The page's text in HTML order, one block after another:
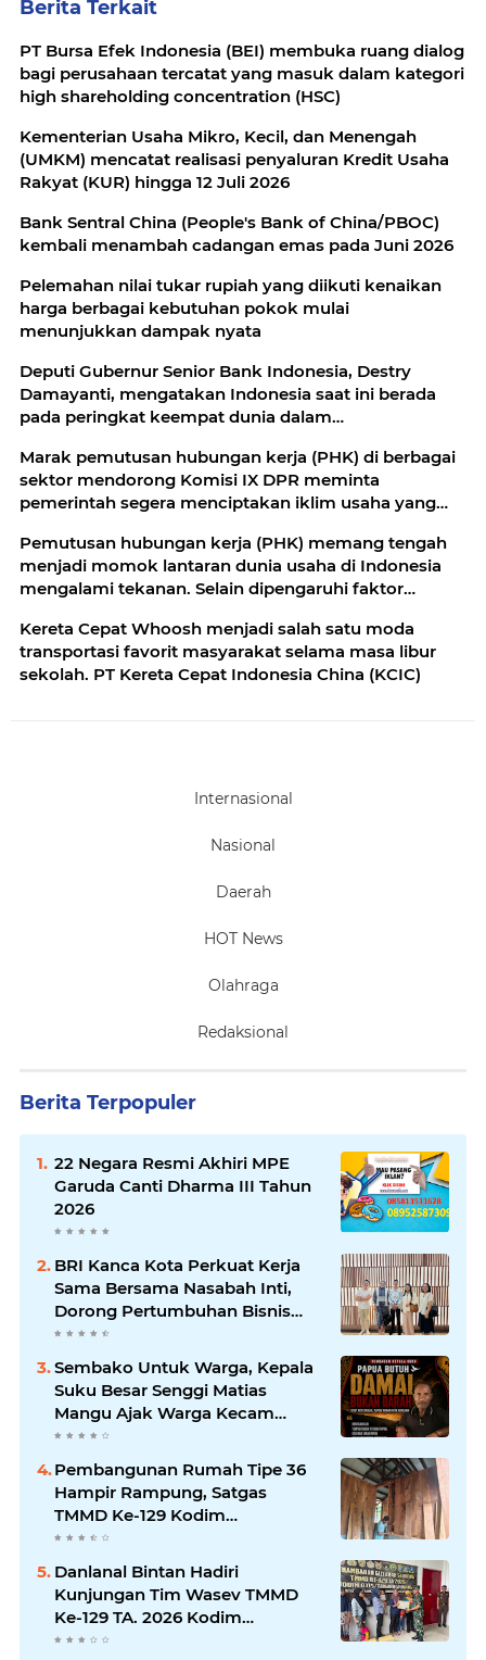
Berita Terkait
PT Bursa Efek Indonesia (BEI) membuka ruang dialog
bagi perusahaan tercatat yang masuk dalam kategori
high shareholding concentration (HSC)
Kementerian Usaha Mikro, Kecil, dan Menengah
(UMKM) mencatat realisasi penyaluran Kredit Usaha
Rakyat (KUR) hingga 12 Juli 2026
Bank Sentral China (People's Bank of China/PBOC)
kembali menambah cadangan emas pada Juni 2026
Pelemahan nilai tukar rupiah yang diikuti kenaikan
harga berbagai kebutuhan pokok mulai
menunjukkan dampak nyata
Deputi Gubernur Senior Bank Indonesia, Destry
Damayanti, mengatakan Indonesia saat ini berada
pada peringkat keempat dunia dalam
Marak pemutusan hubungan kerja (PHK) di berbagai
sektor mendorong Komisi IX DPR meminta
pemerintah segera menciptakan iklim usaha yang
Pemutusan hubungan kerja (PHK) memang tengah
menjadi momok lantaran dunia usaha di Indonesia
mengalami tekanan. Selain dipengaruhi faktor
Kereta Cepat Whoosh menjadi salah satu moda
transportasi favorit masyarakat selama masa libur
sekolah. PT Kereta Cepat Indonesia China (KCIC)
Internasional
Nasional
Daerah
HOT News
Olahraga
Redaksional
Berita Terpopuler
22 Negara Resmi Akhiri MPE
Garuda Canti Dharma III Tahun
2026
BRI Kanca Kota Perkuat Kerja
Sama Bersama Nasabah Inti,
Dorong Pertumbuhan Bisnis
Berkelanjutan
Sembako Untuk Warga, Kepala
Suku Besar Senggi Matias
Mangu Ajak Warga Kecam
Pembunuhan Warga Sipil di
Yahukimo
Pembangunan Rumah Tipe 36
Hampir Rampung, Satgas
TMMD Ke-129 Kodim
1807/Sorong Selatan Wujudkan
Hunian Layak bagi Warga
Danlanal Bintan Hadiri
Kunjungan Tim Wasev TMMD
Ke-129 TA. 2026 Kodim
0315/Tanjungpinang